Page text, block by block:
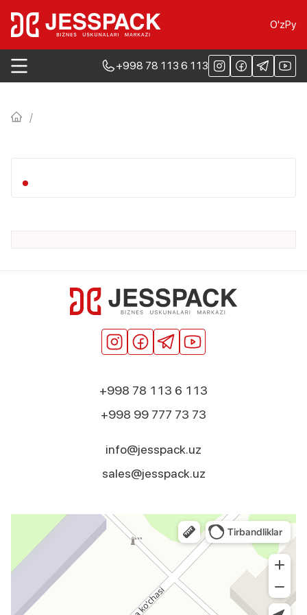
O'zРу
+998 78 113 6 113
/
+998 78 113 6 113
+998 99 777 73 73
info@jesspack.uz
sales@jesspack.uz
Оборудование для лёгкой промышленности в Ташкентской области